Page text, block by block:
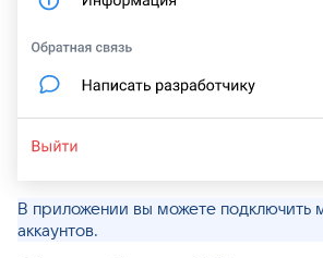
В приложении вы можете подключить
аккаунтов.